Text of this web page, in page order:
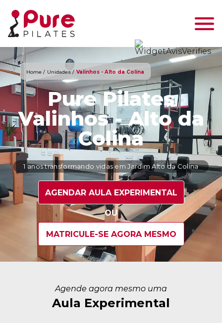
Home / Unidades / Valinhos - Alto da Colina
Pure Pilates
Valinhos - Alto da
Colina
1 anos transformando vidas em Jardim Alto da Colina
AGENDAR AULA EXPERIMENTAL
OU
MATRICULE-SE AGORA MESMO
Agende agora mesmo uma
Aula Experimental